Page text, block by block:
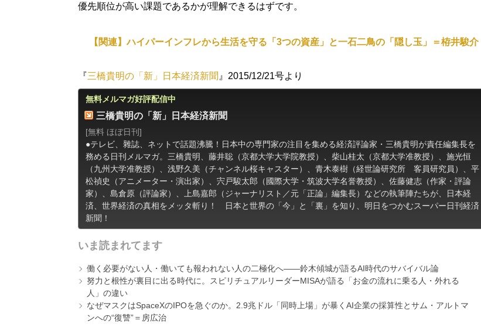
優先順位が高い課題であるかが理解できるはずです。
【関連】ハイパーインフレから生活を守る「3つの資産」と一石二鳥の「隠し玉」＝栫井駿介
『三橋貴明の「新」日本経済新聞 』2015/12/21号より
無料メルマガ好評配信中
三橋貴明の「新」日本経済新聞
[無料 ほぼ日刊]
●テレビ、雜誌、ネットで話題沸騰！日本中の専門家の注目を集める経済評論家・三橋貴明が責任編集長を
務める日刊メルマガ。三橋貴明、藤井聡（京都大学大学院教授）、柴山桂太（京都大学准教授）、施光恒
（九州大学准教授）、浅野久美（チャンネル桜キャスター）、青木泰樹（経世論研究所 客員研究員）、平
松禎史（アニメーター・演出家）、宍戸駿太郎（國際大学・筑波大学名誉教授）、佐藤健志（作家・評論
家）、島倉原（評論家）、上島嘉郎（ジャーナリスト／元「正論」編集長）などの執筆陣たちが、日本経
済、世界経済の真相をメッタ斬り！ 日本と世界の「今」と「裏」を知り、明日をつかむスーパー日刊経済
新聞！
いま読まれてます
働く必要がない人・働いても報われない人の二極化へ――鈴木傾城が語るAI時代のサバイバル論
努力と根性が裏目に出る時代に。スピリチュアルリーダーMISAが語る「お金の流れに乗る人・外れる
人」の違い
なぜマスクはSpaceXのIPOを急ぐのか。2.9兆ドル「同時上場」が暴くAI企業の採算性とサム・アルトマ
ンへの“復讐”＝房広治